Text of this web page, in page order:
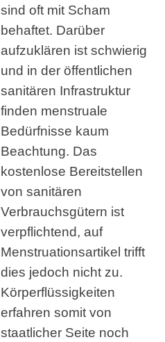
sind oft mit Scham
behaftet. Darüber
aufzuklären ist schwierig
und in der öffentlichen
sanitären Infrastruktur
finden menstruale
Bedürfnisse kaum
Beachtung. Das
kostenlose Bereitstellen
von sanitären
Verbrauchsgütern ist
verpflichtend, auf
Menstruationsartikel trifft
dies jedoch nicht zu.
Körperflüssigkeiten
erfahren somit von
staatlicher Seite noch